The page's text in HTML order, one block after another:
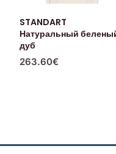
STANDART
Натуральный
дуб
263.60€